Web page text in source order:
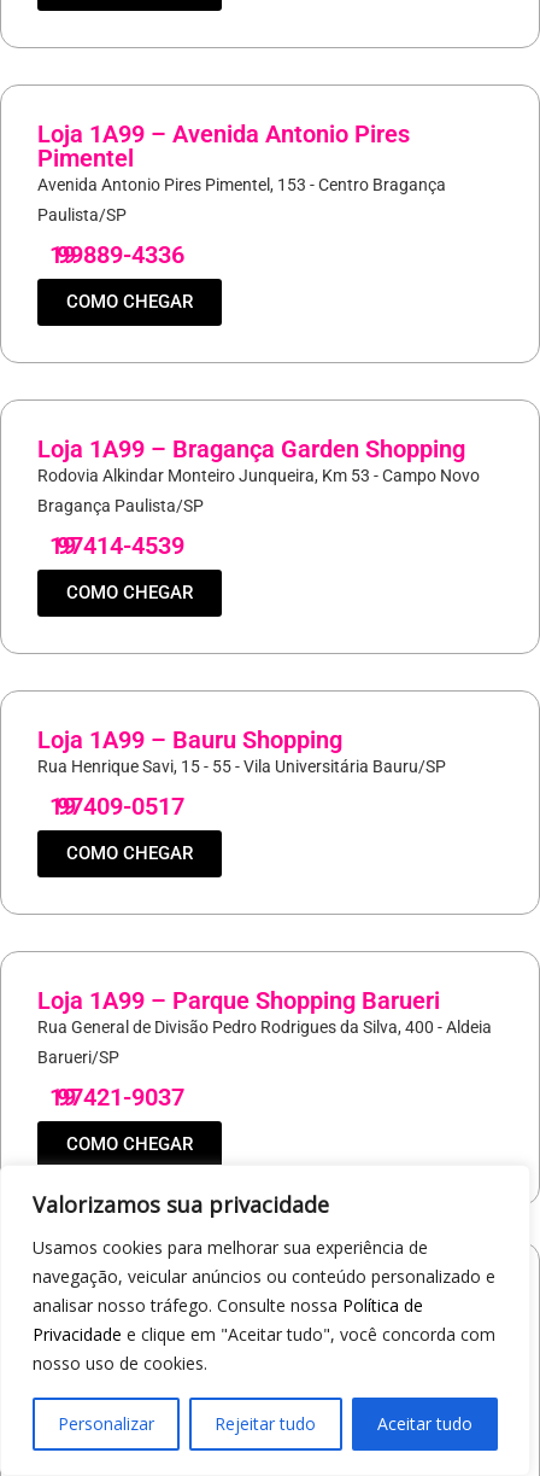
Valorizamos sua privacidade
Usamos cookies para melhorar sua experiência de
navegação, veicular anúncios ou conteúdo personalizado e
analisar nosso tráfego. Consulte nossa Política de
Privacidade e clique em "Aceitar tudo", você concorda com
nosso uso de cookies.
Personalizar Rejeitar tudo Aceitar tudo
Loja 1A99 – Avenida Antonio Pires
Pimentel
Avenida Antonio Pires Pimentel, 153 - Centro Bragança
Paulista/SP
19
99889-4336
COMO CHEGAR
Loja 1A99 – Bragança Garden Shopping
Rodovia Alkindar Monteiro Junqueira, Km 53 - Campo Novo
Bragança Paulista/SP
19
97414-4539
COMO CHEGAR
Loja 1A99 – Bauru Shopping
Rua Henrique Savi, 15 - 55 - Vila Universitária Bauru/SP
19
97409-0517
COMO CHEGAR
Loja 1A99 – Parque Shopping Barueri
Rua General de Divisão Pedro Rodrigues da Silva, 400 - Aldeia
Barueri/SP
19
97421-9037
COMO CHEGAR
Loja 1A99 – North Shopping Barretos
Via Conselheiro Antonio Prado, 1400 - Pedro Cavaline
COMO CHEGAR